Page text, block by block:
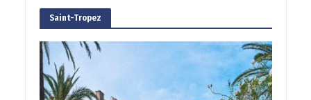
Saint-Tropez